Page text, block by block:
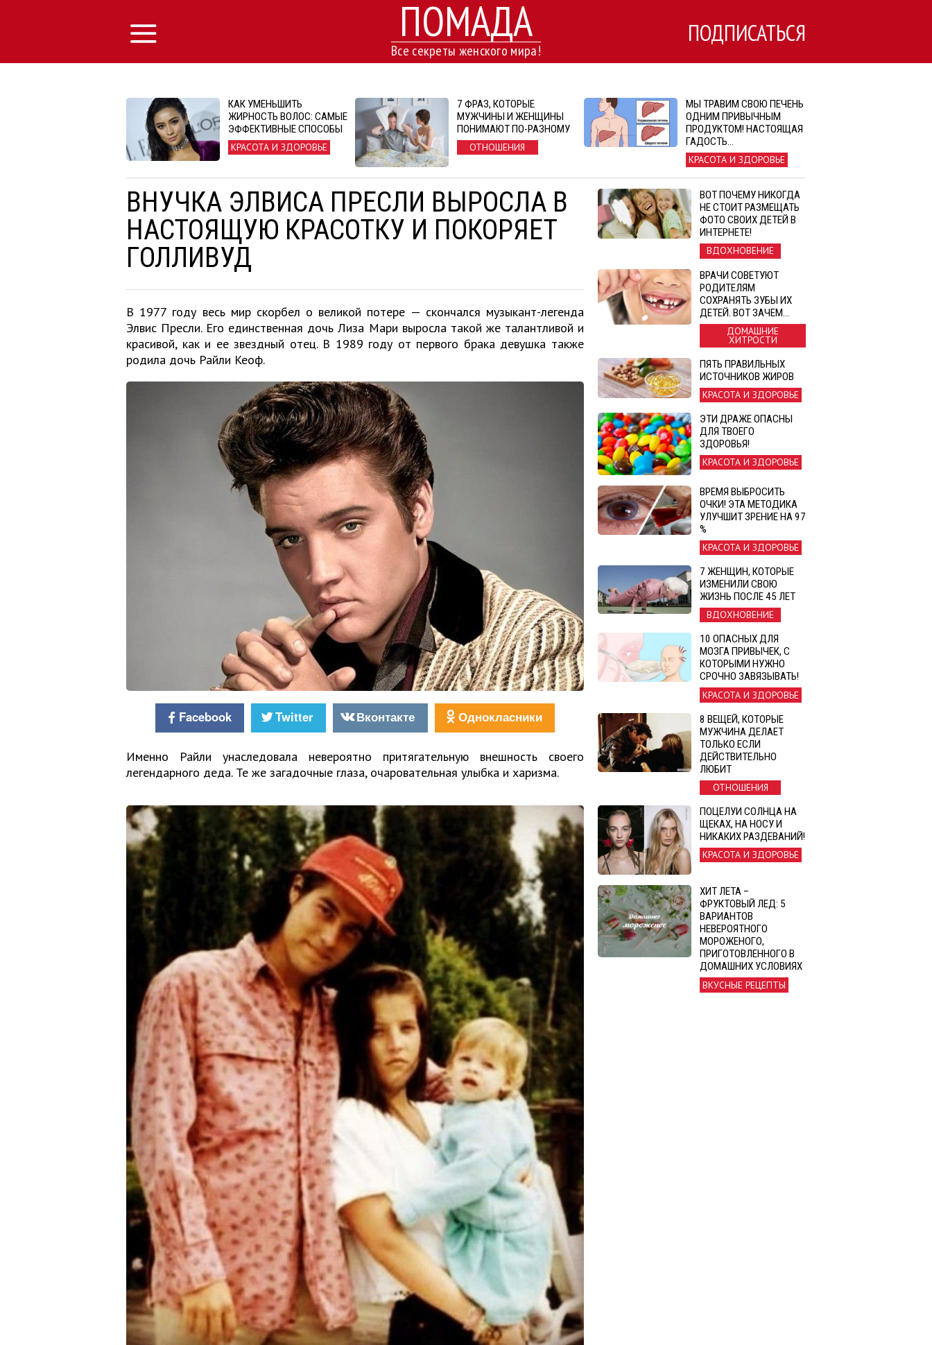
ПОМАДА
Все секреты женского мира!
ПОДПИСАТЬСЯ
КАК УМЕНЬШИТЬ
ЖИРНОСТЬ ВОЛОС: САМЫЕ
ЭФФЕКТИВНЫЕ СПОСОБЫ
КРАСОТА И ЗДОРОВЬЕ
7 ФРАЗ, КОТОРЫЕ
МУЖЧИНЫ И ЖЕНЩИНЫ
ПОНИМАЮТ ПО-РАЗНОМУ
ОТНОШЕНИЯ
МЫ ТРАВИМ СВОЮ ПЕЧЕНЬ
ОДНИМ ПРИВЫЧНЫМ
ПРОДУКТОМ! НАСТОЯЩАЯ
ГАДОСТЬ…
КРАСОТА И ЗДОРОВЬЕ
ВНУЧКА ЭЛВИСА ПРЕСЛИ ВЫРОСЛА В
НАСТОЯЩУЮ КРАСОТКУ И ПОКОРЯЕТ
ГОЛЛИВУД
В 1977 году весь мир скорбел о великой потере — скончался музыкант-легенда
Элвис Пресли. Его единственная дочь Лиза Мари выросла такой же талантливой и
красивой, как и ее звездный отец. В 1989 году от первого брака девушка также
родила дочь Райли Кеоф.
Facebook Twitter Вконтакте Однокласники
Именно Райли унаследовала невероятно притягательную внешность своего
легендарного деда. Те же загадочные глаза, очаровательная улыбка и харизма.
ВОТ ПОЧЕМУ НИКОГДА
НЕ СТОИТ РАЗМЕЩАТЬ
ФОТО СВОИХ ДЕТЕЙ В
ИНТЕРНЕТЕ!
ВДОХНОВЕНИЕ
ВРАЧИ СОВЕТУЮТ
РОДИТЕЛЯМ
СОХРАНЯТЬ ЗУБЫ ИХ
ДЕТЕЙ. ВОТ ЗАЧЕМ…
ДОМАШНИЕ
ХИТРОСТИ
ПЯТЬ ПРАВИЛЬНЫХ
ИСТОЧНИКОВ ЖИРОВ
КРАСОТА И ЗДОРОВЬЕ
ЭТИ ДРАЖЕ ОПАСНЫ
ДЛЯ ТВОЕГО
ЗДОРОВЬЯ!
КРАСОТА И ЗДОРОВЬЕ
ВРЕМЯ ВЫБРОСИТЬ
ОЧКИ! ЭТА МЕТОДИКА
УЛУЧШИТ ЗРЕНИЕ НА 97
%
КРАСОТА И ЗДОРОВЬЕ
7 ЖЕНЩИН, КОТОРЫЕ
ИЗМЕНИЛИ СВОЮ
ЖИЗНЬ ПОСЛЕ 45 ЛЕТ
ВДОХНОВЕНИЕ
10 ОПАСНЫХ ДЛЯ
МОЗГА ПРИВЫЧЕК, С
КОТОРЫМИ НУЖНО
СРОЧНО ЗАВЯЗЫВАТЬ!
КРАСОТА И ЗДОРОВЬЕ
8 ВЕЩЕЙ, КОТОРЫЕ
МУЖЧИНА ДЕЛАЕТ
ТОЛЬКО ЕСЛИ
ДЕЙСТВИТЕЛЬНО
ЛЮБИТ
ОТНОШЕНИЯ
ПОЦЕЛУИ СОЛНЦА НА
ЩЕКАХ, НА НОСУ И
НИКАКИХ РАЗДЕВАНИЙ!
КРАСОТА И ЗДОРОВЬЕ
ХИТ ЛЕТА –
ФРУКТОВЫЙ ЛЕД: 5
ВАРИАНТОВ
НЕВЕРОЯТНОГО
МОРОЖЕНОГО,
ПРИГОТОВЛЕННОГО В
ДОМАШНИХ УСЛОВИЯХ
ВКУСНЫЕ РЕЦЕПТЫ